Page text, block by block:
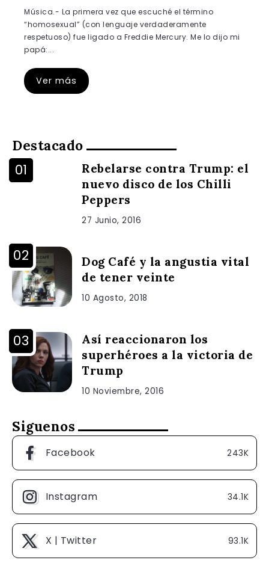
Música.- La primera vez que escuché el término
“homosexual” (con lenguaje verdaderamente
respetuoso) fue ligado a Freddie Mercury. Me lo dijo mi
papá:...
Ver más
Destacado
Rebelarse contra Trump: el
nuevo disco de los Chilli
Peppers
27 Junio, 2016
Dog Café y la angustia vital
de tener veinte
10 Agosto, 2018
Así reaccionaron los
superhéroes a la victoria de
Trump
10 Noviembre, 2016
Siguenos
Facebook 243K
Instagram 34.1K
X | Twitter 93.1K